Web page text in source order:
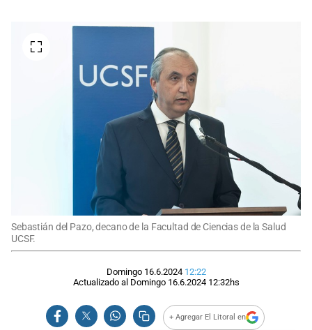
Sebastián del Pazo, decano de la Facultad de Ciencias de la Salud
UCSF.
Domingo 16.6.2024 12:22
Actualizado al Domingo 16.6.2024 12:32hs
+ Agregar El Litoral en